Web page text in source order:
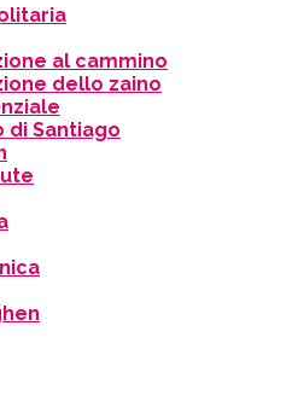
al cammino
dello zaino
di Santiago